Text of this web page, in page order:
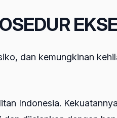
dan kemungkinan
Indonesia.